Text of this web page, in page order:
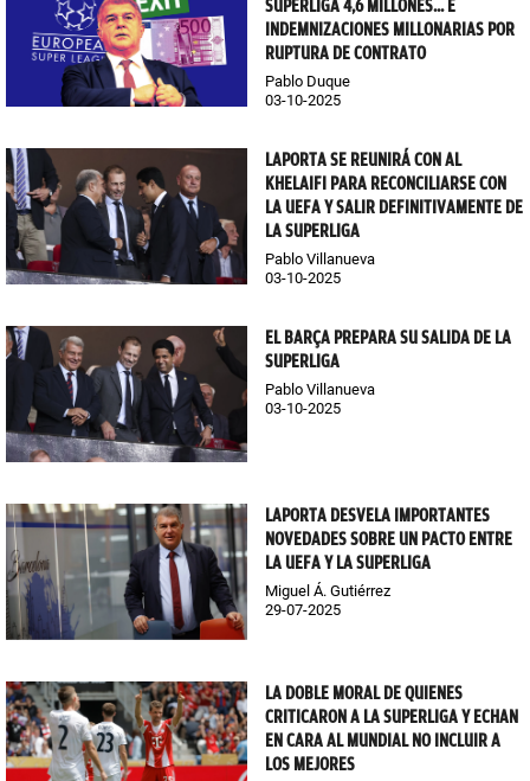
SUPERLIGA 4,6 MILLONES... E
INDEMNIZACIONES MILLONARIAS POR
RUPTURA DE CONTRATO
Pablo Duque
03-10-2025
LAPORTA SE REUNIRÁ CON AL
KHELAIFI PARA RECONCILIARSE CON
LA UEFA Y SALIR DEFINITIVAMENTE DE
LA SUPERLIGA
Pablo Villanueva
03-10-2025
EL BARÇA PREPARA SU SALIDA DE LA
SUPERLIGA
Pablo Villanueva
03-10-2025
LAPORTA DESVELA IMPORTANTES
NOVEDADES SOBRE UN PACTO ENTRE
LA UEFA Y LA SUPERLIGA
Miguel Á. Gutiérrez
29-07-2025
LA DOBLE MORAL DE QUIENES
CRITICARON A LA SUPERLIGA Y ECHAN
EN CARA AL MUNDIAL NO INCLUIR A
LOS MEJORES